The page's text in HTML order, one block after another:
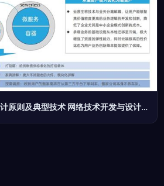
云原生架构设计原则及典型技术 网络技术开发与设计实践